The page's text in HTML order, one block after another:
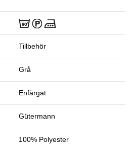
Tillbehör
Grå
Enfärgat
Gütermann
100% Polyester